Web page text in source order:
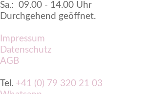
Sa.: 09.00 - 14.00 Uhr
Durchgehend geöffnet.
Impressum
Datenschutz
AGB
Tel. +41 (0) 79 320 21 03